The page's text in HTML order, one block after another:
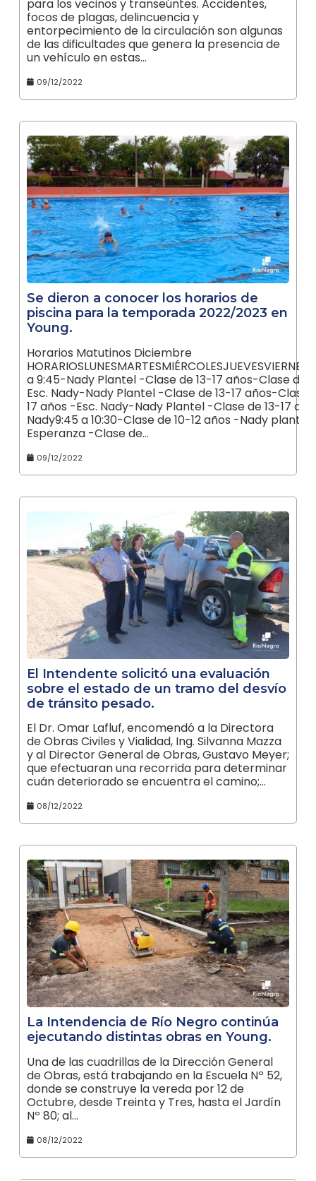
para los vecinos y transeúntes. Accidentes,
focos de plagas, delincuencia y
entorpecimiento de la circulación son algunas
de las dificultades que genera la presencia de
un vehículo en estas…
09/12/2022
Se dieron a conocer los horarios de
piscina para la temporada 2022/2023 en
Young.
Horarios Matutinos Diciembre
a 9:45-Nady Plantel -Clase de 13-17 años-Clase de
Esc. Nady-Nady Plantel -Clase de 13-17 años-Clase
17 años -Esc. Nady-Nady Plantel -Clase de 13-17
Nady9:45 a 10:30-Clase de 10-12 años -Nady
Esperanza -Clase de…
09/12/2022
El Intendente solicitó una evaluación
sobre el estado de un tramo del desvío
de tránsito pesado.
El Dr. Omar Lafluf, encomendó a la Directora
de Obras Civiles y Vialidad, Ing. Silvanna Mazza
y al Director General de Obras, Gustavo Meyer;
que efectuaran una recorrida para determinar
cuán deteriorado se encuentra el camino;…
08/12/2022
La Intendencia de Río Negro continúa
ejecutando distintas obras en Young.
Una de las cuadrillas de la Dirección General
de Obras, está trabajando en la Escuela Nº 52,
donde se construye la vereda por 12 de
Octubre, desde Treinta y Tres, hasta el Jardín
Nº 80; al…
08/12/2022